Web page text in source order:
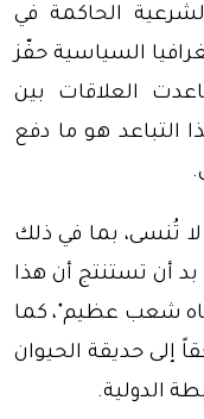
الحاكمة في
السياسية حفّز
العلاقات بين
التباعد هو ما دفع
تُنسى، بما في ذلك
أن تستنتج أن هذا
شعب عظيم"، كما
إلى حديقة الحيوان
الدولية.